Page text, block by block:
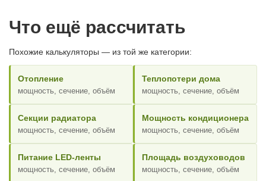
Что ещё рассчитать
Похожие калькуляторы — из той же категории:
Отопление
мощность, сечение, объём
Теплопотери дома
мощность, сечение, объём
Секции радиатора
мощность, сечение, объём
Мощность кондиционера
мощность, сечение, объём
Питание LED-ленты
мощность, сечение, объём
Площадь воздуховодов
мощность, сечение, объём